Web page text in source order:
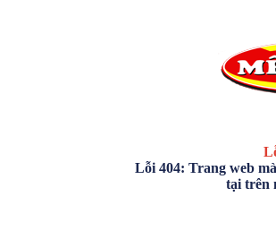
Lỗi 404: Trang web
tại trên